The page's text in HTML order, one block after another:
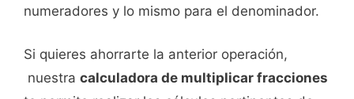
numeradores y lo mismo para el denominador.
Si quieres ahorrarte la anterior operación,
nuestra calculadora de multiplicar fracciones